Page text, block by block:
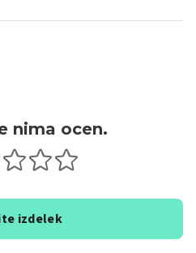
nima ocen.
izdelek